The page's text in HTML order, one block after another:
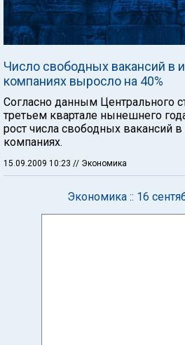
Число свободных вакансий в
компаниях выросло на 40%
Согласно данным Центрального
третьем квартале нынешнего
рост числа свободных вакансий в
компаниях.
15.09.2009 10:23 // Экономика
Экономика :: 16